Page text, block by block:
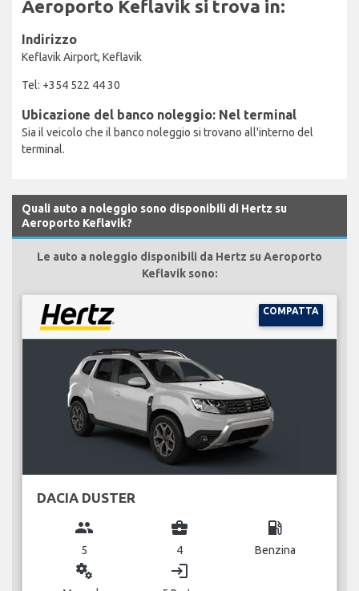
Aeroporto Keflavik si trova in:
Indirizzo
Keflavik Airport, Keflavik
Tel: +354 522 44 30
Ubicazione del banco noleggio: Nel terminal
Sia il veicolo che il banco noleggio si trovano all'interno del
terminal.
Quali auto a noleggio sono disponibili di Hertz su
Aeroporto Keflavik?
Le auto a noleggio disponibili da Hertz su Aeroporto
Keflavik sono:
COMPATTA
DACIA DUSTER
group
5
business_center
4
local_gas_station
Benzina
miscellaneous_services login